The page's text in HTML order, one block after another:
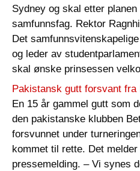
Sydney og skal etter
samfunnsfag. Rektor
Det
og leder av
skal ønske prinsessen
Pakistansk gutt forsvant fra
En 15 år gammel gutt som
den pakistanske klubben
forsvunnet under
kommet til rette. Det
pressemelding. – Vi synes